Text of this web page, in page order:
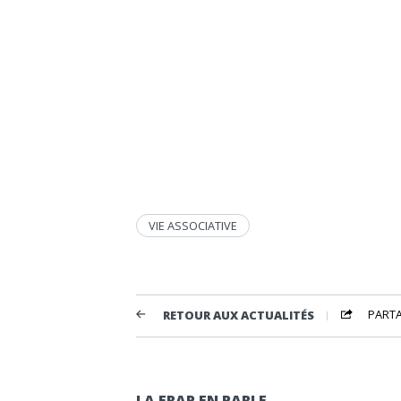
VIE ASSOCIATIVE
RETOUR AUX ACTUALITÉS